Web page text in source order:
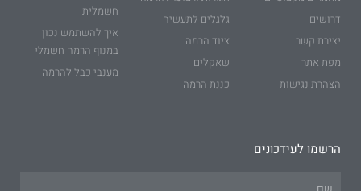
דרושים
יצירת קשר
מפת אתר
הצהרת נגישות
גלגלים לתעשיה
ציוד הרמה
שאקלים
כננת הרמה
חשמלית
איך להשתמש נכון
במנוף הרמה חשמלי
מענבי כבל להרמה
הרשמו לעידכונים